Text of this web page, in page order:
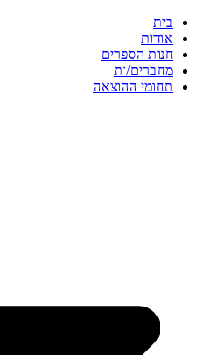
בית
אודות
חנות הספרים
מחברים/ות
תחומי ההוצאה